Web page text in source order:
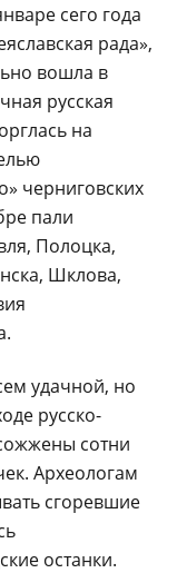
сего года
рада»,
вошла в
русская
на
черниговских
пали
Полоцка,
Шклова,
удачной, но
русско-
сотни
Археологам
сгоревшие
останки.